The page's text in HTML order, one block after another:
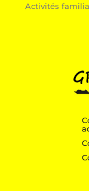
Activités